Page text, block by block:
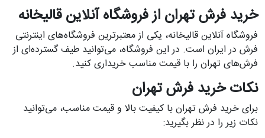
خرید فرش تهران از فروشگاه آنلاین قالیخانه
فروشگاه آنلاین قالیخانه، یکی از معتبرترین فروشگاه‌های اینترنتی
فرش در ایران است. در این فروشگاه، می‌توانید طیف گسترده‌ای از
فرش‌های تهران را با قیمت مناسب خریداری کنید.
نکات خرید فرش تهران
برای خرید فرش تهران با کیفیت بالا و قیمت مناسب، می‌توانید
نکات زیر را در نظر بگیرید: